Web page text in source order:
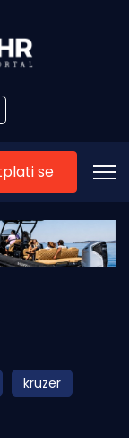
se
kruzer